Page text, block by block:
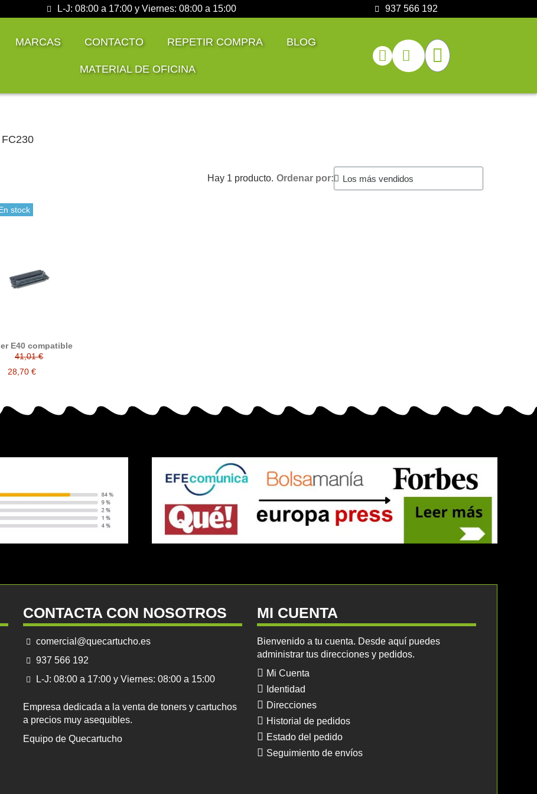
L-J: 08:00 a 17:00 y Viernes: 08:00 a 15:00 937 566 192
MARCAS CONTACTO REPETIR COMPRA BLOG
MATERIAL DE OFICINA
Hay 1 producto. Ordenar por:
stock
E40 compatible
41,01 €
28,70 €
CONTACTA CON NOSOTROS
comercial@quecartucho.es
937 566 192
L-J: 08:00 a 17:00 y Viernes: 08:00 a 15:00
Empresa dedicada a la venta de toners y cartuchos
a precios muy asequibles.
Equipo de Quecartucho
MI CUENTA
Bienvenido a tu cuenta. Desde aquí puedes
administrar tus direcciones y pedidos.
Mi Cuenta
Identidad
Direcciones
Historial de pedidos
Estado del pedido
Seguimiento de envíos